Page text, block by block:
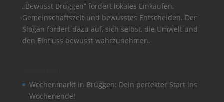
„Bewusst Brüggen“ fördert lokales Einkaufen,
Gemeinschaftszeit und bewusstes Entscheiden. Der
Slogan fordert dazu auf, sich selbst, die Umwelt und
den Einfluss bewusst wahrzunehmen.
Wochenmarkt in Brüggen: Dein perfekter Start ins
Wochenende!